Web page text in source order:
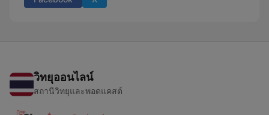
วิทยุออนไลน์
สถานีวิทยุและพอดแคสต์